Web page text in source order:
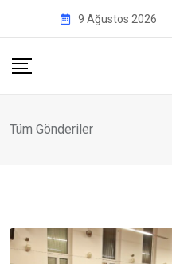
9 Ağustos 2026
Tüm Gönderiler